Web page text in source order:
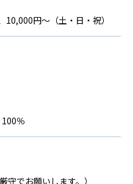
円〜（土・日・祝）
％
でお願いします。）